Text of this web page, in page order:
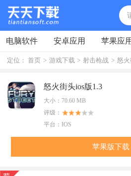
电脑软件 安卓应用 苹果应用
定位： 首页 > 游戏下载 > 射击枪战 > 怒火
怒火街头ios版1.3
大小： 70.60 MB
评级：
平台：
IOS
苹果版下载